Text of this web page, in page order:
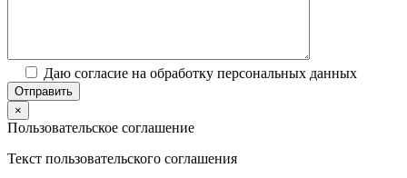
Даю согласие на обработку персональных данных
×
Пользовательское соглашение
Текст пользовательского соглашения